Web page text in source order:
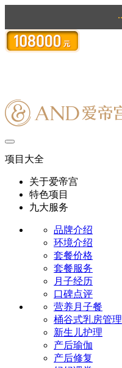
项目大全
关于爱帝宫
特色项目
九大服务
品牌介绍
环境介绍
套餐价格
套餐服务
月子经历
口碑点评
营养月子餐
桶谷式乳房管理
新生儿护理
产后瑜伽
产后修复